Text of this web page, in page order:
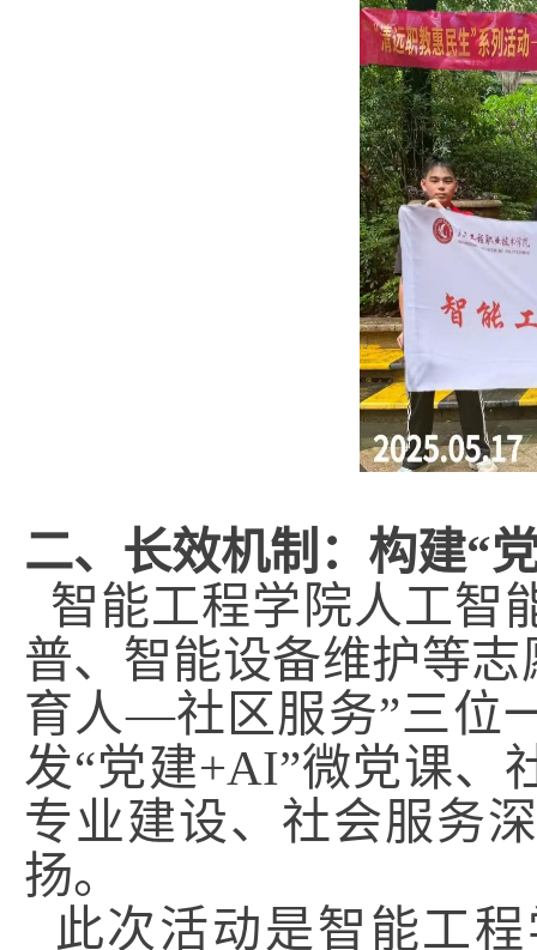
二、长效机制：构建“
智能工程学院人工智
普、智能设备维护等
育人—社区服务”三位
发“党建+AI”微党课、
专业建设、社会服务
扬。
此次活动是智能工